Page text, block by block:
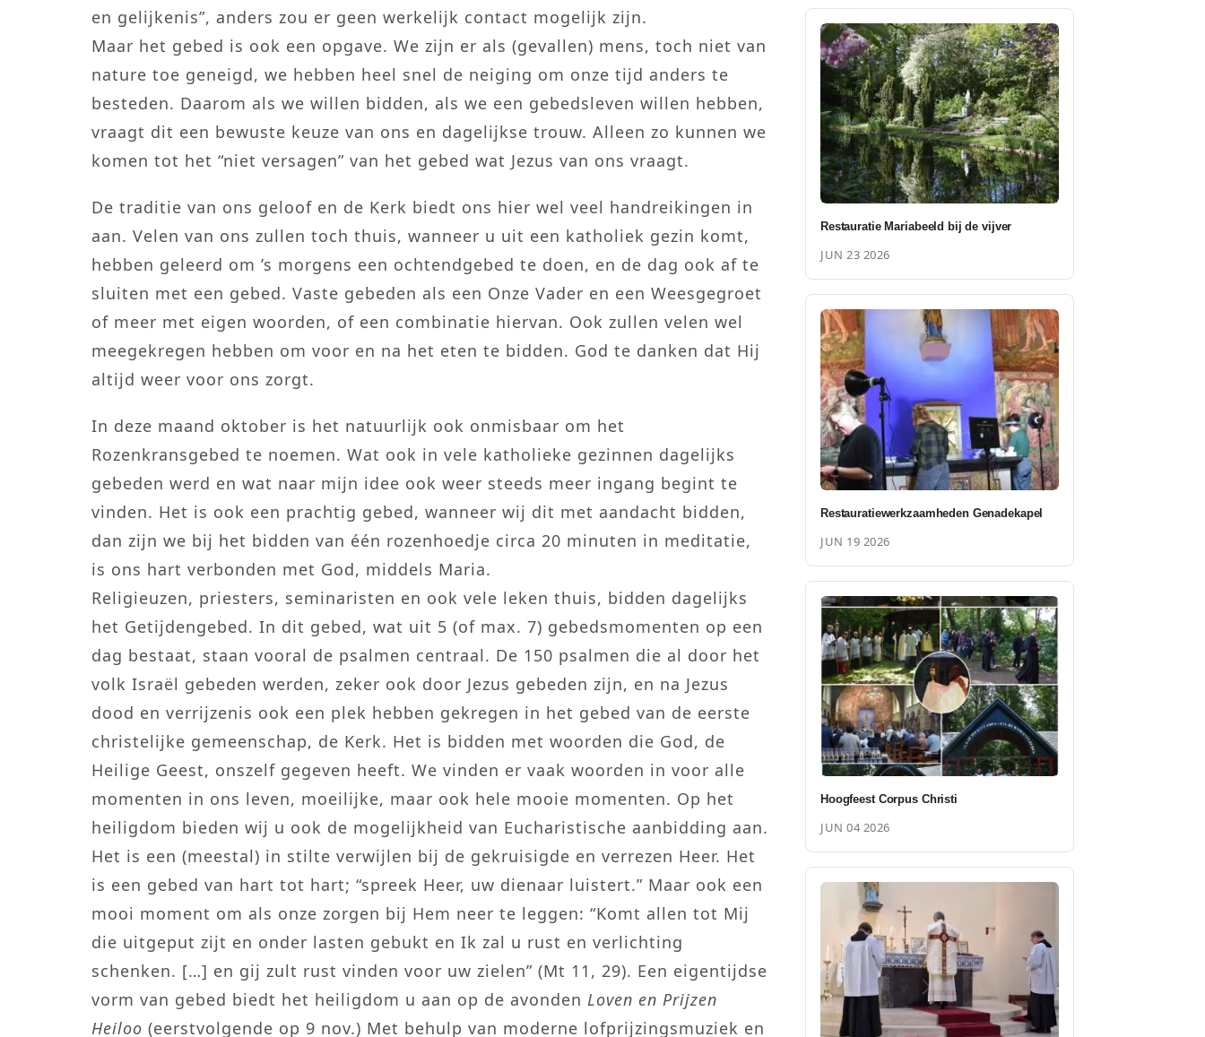
en gelijkenis”, anders zou er geen werkelijk contact mogelijk zijn.
Maar het gebed is ook een opgave. We zijn er als (gevallen) mens, toch niet van
nature toe geneigd, we hebben heel snel de neiging om onze tijd anders te
besteden. Daarom als we willen bidden, als we een gebedsleven willen hebben,
vraagt dit een bewuste keuze van ons en dagelijkse trouw. Alleen zo kunnen we
komen tot het “niet versagen” van het gebed wat Jezus van ons vraagt.
De traditie van ons geloof en de Kerk biedt ons hier wel veel handreikingen in
aan. Velen van ons zullen toch thuis, wanneer u uit een katholiek gezin komt,
hebben geleerd om ’s morgens een ochtendgebed te doen, en de dag ook af te
sluiten met een gebed. Vaste gebeden als een Onze Vader en een Weesgegroet
of meer met eigen woorden, of een combinatie hiervan. Ook zullen velen wel
meegekregen hebben om voor en na het eten te bidden. God te danken dat Hij
altijd weer voor ons zorgt.
In deze maand oktober is het natuurlijk ook onmisbaar om het
Rozenkransgebed te noemen. Wat ook in vele katholieke gezinnen dagelijks
gebeden werd en wat naar mijn idee ook weer steeds meer ingang begint te
vinden. Het is ook een prachtig gebed, wanneer wij dit met aandacht bidden,
dan zijn we bij het bidden van één rozenhoedje circa 20 minuten in meditatie,
is ons hart verbonden met God, middels Maria.
Religieuzen, priesters, seminaristen en ook vele leken thuis, bidden dagelijks
het Getijdengebed. In dit gebed, wat uit 5 (of max. 7) gebedsmomenten op een
dag bestaat, staan vooral de psalmen centraal. De 150 psalmen die al door het
volk Israël gebeden werden, zeker ook door Jezus gebeden zijn, en na Jezus
dood en verrijzenis ook een plek hebben gekregen in het gebed van de eerste
christelijke gemeenschap, de Kerk. Het is bidden met woorden die God, de
Heilige Geest, onszelf gegeven heeft. We vinden er vaak woorden in voor alle
momenten in ons leven, moeilijke, maar ook hele mooie momenten. Op het
heiligdom bieden wij u ook de mogelijkheid van Eucharistische aanbidding aan.
Het is een (meestal) in stilte verwijlen bij de gekruisigde en verrezen Heer. Het
is een gebed van hart tot hart; “spreek Heer, uw dienaar luistert.” Maar ook een
mooi moment om als onze zorgen bij Hem neer te leggen: “Komt allen tot Mij
die uitgeput zijt en onder lasten gebukt en Ik zal u rust en verlichting
schenken. […] en gij zult rust vinden voor uw zielen” (Mt 11, 29). Een eigentijdse
vorm van gebed biedt het heiligdom u aan op de avonden Loven en Prijzen
Heiloo (eerstvolgende op 9 nov.) Met behulp van moderne lofprijzingsmuziek en
Restauratie Mariabeeld bij de vijver
JUN 23 2026
Restauratiewerkzaamheden Genadekapel
JUN 19 2026
Hoogfeest Corpus Christi
JUN 04 2026